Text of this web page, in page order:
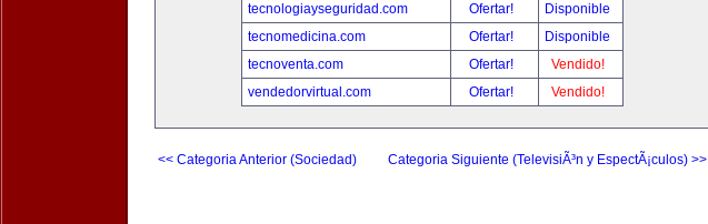
tecnologiayseguridad.com
Ofertar!
Disponible
tecnomedicina.com
Ofertar!
Disponible
tecnoventa.com
Ofertar!
Vendido!
vendedorvirtual.com
Ofertar! Vendido!
<< Categoria Anterior (Sociedad) Categoria Siguiente (TelevisiÃ³n y EspectÃ¡culos) >>